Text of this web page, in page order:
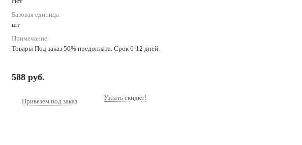
Базовая единица
шт
Примечание
Товары Под заказ 50% предоплата. Срок 6-12 дней.
588 руб.
Привезем под заказ Узнать скидку!